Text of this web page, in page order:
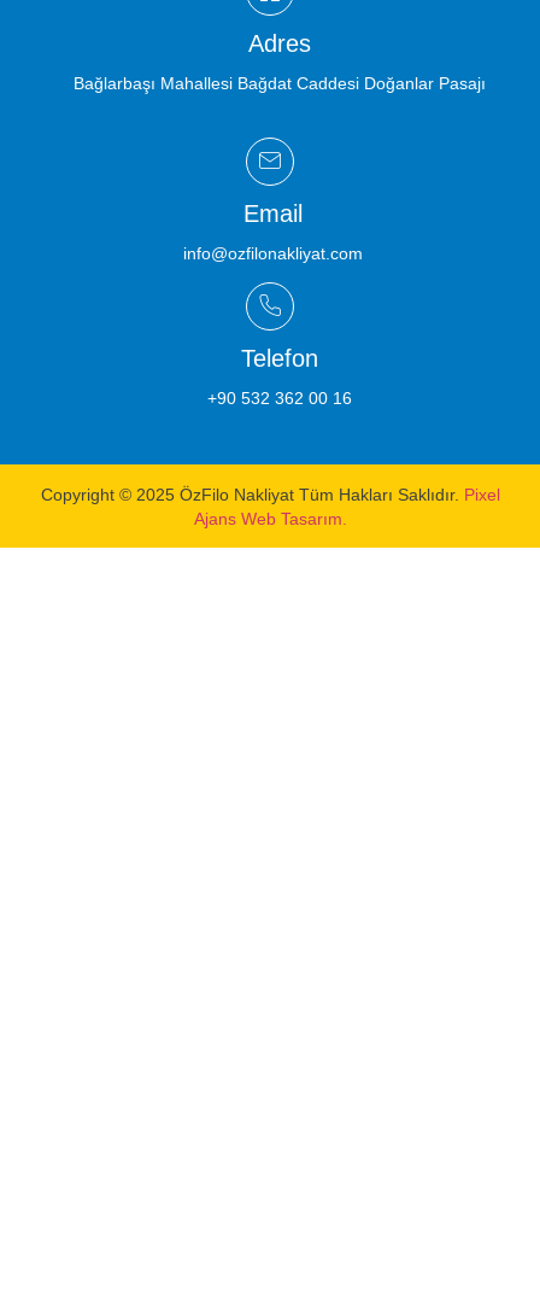
Adres
Bağlarbaşı Mahallesi Bağdat Caddesi Doğanlar Pasajı
Email
info@ozfilonakliyat.com
Telefon
+90 532 362 00 16
Copyright © 2025 ÖzFilo Nakliyat Tüm Hakları Saklıdır. Pixel
Ajans Web Tasarım.